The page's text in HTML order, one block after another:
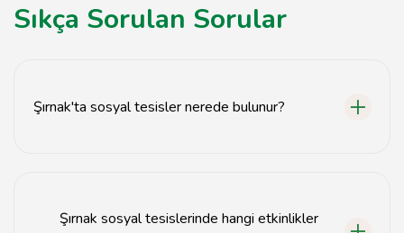
Sıkça Sorulan Sorular
Şırnak'ta sosyal tesisler nerede bulunur?
Şırnak sosyal tesislerinde hangi etkinlikler